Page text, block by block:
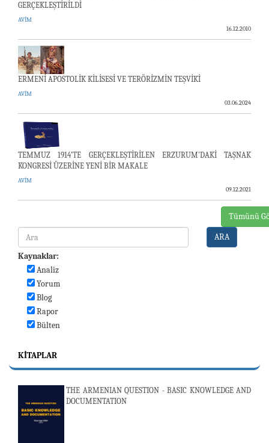
GERÇEKLEŞTİRİLDİ
AVİM
16.12.2010
ERMENİ APOSTOLİK KİLİSESİ VE TERÖRİZMİN TEŞVİKİ
AVİM
03.06.2024
TEMMUZ 1914’TE GERÇEKLEŞTİRİLEN ERZURUM'DAKİ TAŞNAK
KONGRESİ ÜZERİNE YENİ BİR MAKALE
AVİM
09.12.2021
Tümünü
ARA
Kaynaklar:
Analiz
Yorum
Blog
Rapor
Bülten
KITAPLAR
THE ARMENIAN QUESTION - BASIC KNOWLEDGE AND
DOCUMENTATION